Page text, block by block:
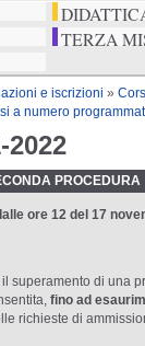
TERZA
e iscrizioni »
a numero
2022
PROCEDURA
ore 12 del 17
superamento di una
fino ad
richieste di